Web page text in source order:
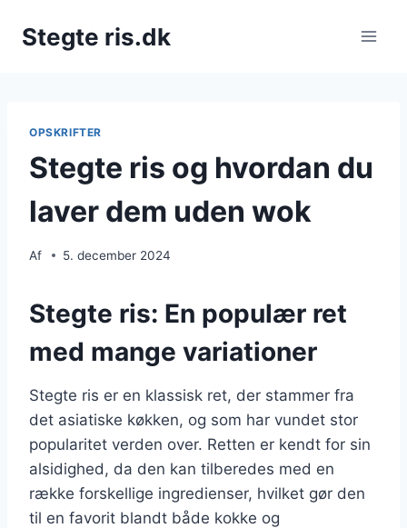
Stegte ris.dk
OPSKRIFTER
Stegte ris og hvordan du
laver dem uden wok
Af 5. december 2024
Stegte ris: En populær ret
med mange variationer
Stegte ris er en klassisk ret, der stammer fra
det asiatiske køkken, og som har vundet stor
popularitet verden over. Retten er kendt for sin
alsidighed, da den kan tilberedes med en
række forskellige ingredienser, hvilket gør den
til en favorit blandt både kokke og